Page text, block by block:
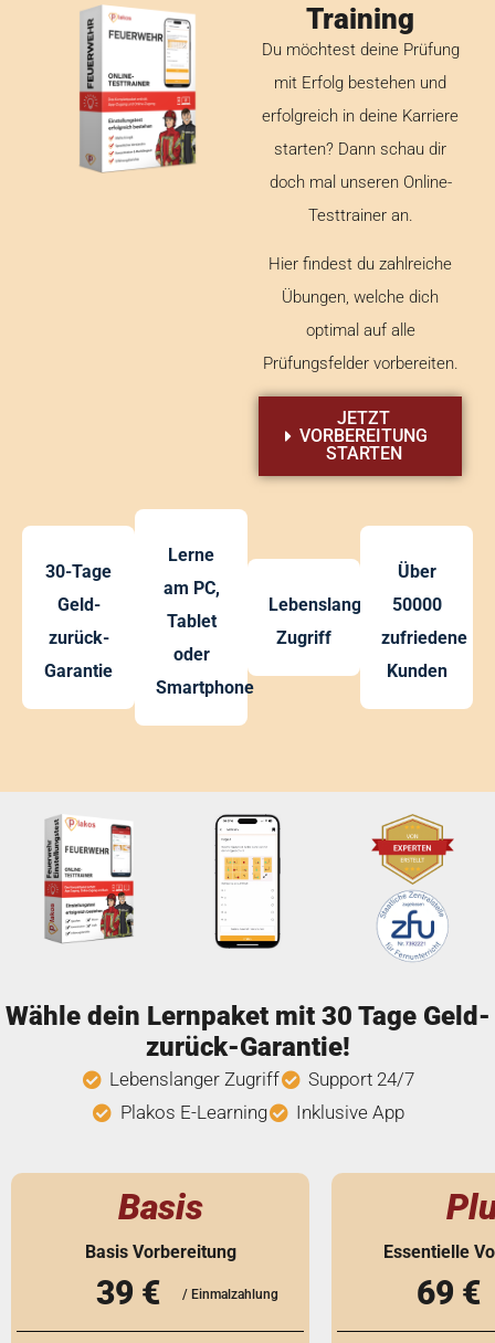
Training
Du möchtest deine Prüfung
mit Erfolg bestehen und
erfolgreich in deine Karriere
starten? Dann schau dir
doch mal unseren Online-
Testtrainer an.
Hier findest du zahlreiche
Übungen, welche dich
optimal auf alle
Prüfungsfelder vorbereiten.
JETZT
VORBEREITUNG
STARTEN
30-Tage
Geld-
zurück-
Garantie
Lerne
am PC,
Tablet
oder
Smartphone
Lebenslanger
Zugriff
Über
50000
zufriedene
Kunden
Wähle dein Lernpaket mit 30 Tage Geld-
zurück-Garantie!
Lebenslanger Zugriff
Support 24/7
Plakos E-Learning
Inklusive App
Basis
Basis Vorbereitung
39 € / Einmalzahlung
Essentielle
69 €